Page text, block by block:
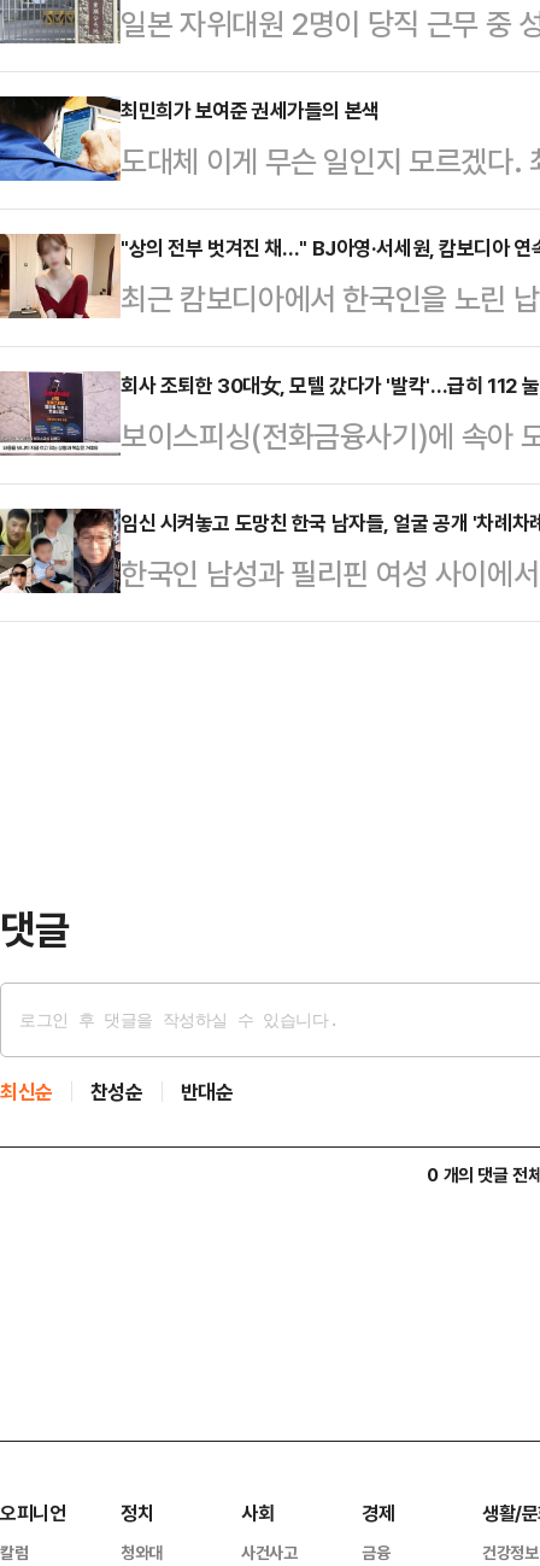
일본 자위대원 2명이 당직 근무 중
받게 됐다.22일 오키나와타임즈
부사관 A(43·남)씨와 병사 B(24·
내렸다.제15고사특과연대 소속인
4일 당직 근무 중 부대에서 성관계
부대에 스스로 신고하면서 드러났
고 반성의 뜻을 나타내고 있다"고
최민희가 보여준 권세가들의 본색
도대체 이게 무슨 일인지 모르겠다.
회 위원장 얘기다. 국정감사 기간
때문에 열흘이 넘도록 사회적 논란
결혼했었다는 뉴스까지 나오고 있
입니까”라는 물음이 절로 나오게
뜬금없이 “노벨생리의학상과 노무
을 올렸다. 이에 앞서 지난 20일
에 대한 보…
"상의 전부 벗겨진 채…" BJ아영·서세원, 캄보디아 연
최근 캄보디아에서 한국인을 노린
년 전 고(故) BJ아영(본명 변아영)
변씨는 지난 2023년 6월2일 지인
도 프놈펜 인근 칸달주의 한 공사장
태로 발견됐다.캄보디아 현지 경찰
체포했다. 이들은 변씨가 자신들이
던 중 발작을 일으켜 사망했으며 이
지만 시신 발견 …
회사 조퇴한 30대女, 모텔 갔다가 '발칵'…급히 112
보이스피싱(전화금융사기)에 속아
직장인이 모텔에 붙은 경찰의 피싱
다.28일 경찰에 따르면 지난달 5일
무 중인 30대 여성 A씨는 자신을
터 "바로 확인해야 하는 등기가 왔
임신 시켜놓고 도망친 한국 남자들, 얼굴 공개 '차례차
한국인 남성과 필리핀 여성 사이에
(Kopino)'와 그들의 아버지로 지목
댓글
최신순 찬성순 반대순
0 개의 댓글 전
오피니언
칼럼
정치
청와대
사회
사건사고
경제
금융
생활/
건강정보